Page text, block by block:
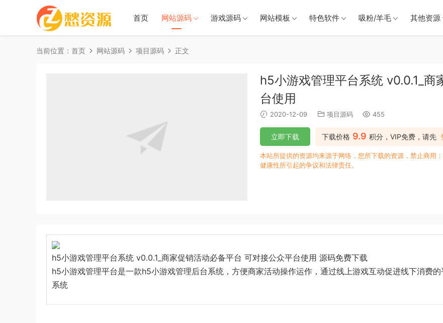
首页 网站源码 游戏源码 网站模板 特色软件 吸粉/羊毛 其他资源
当前位置： 首页 网站源码 项目源码 正文
h5小游戏管理平台系统 v0.0.1_
台使用
2020-12-09 项目源码 455
下载价格 9.9 积分，VIP免费，请先
立即下载
本站所提供的资源均来源于网络，您所下载的资源，禁止商用
健康性所引起的争议和法律责任。
h5小游戏管理平台系统 v0.0.1_商家促销活动必备平台 可对接公众平台使用 源码免费下载
h5小游戏管理平台是一款h5小游戏管理后台系统，方便商家活动操作运作，通过线上游戏互动促进线下消费的
系统